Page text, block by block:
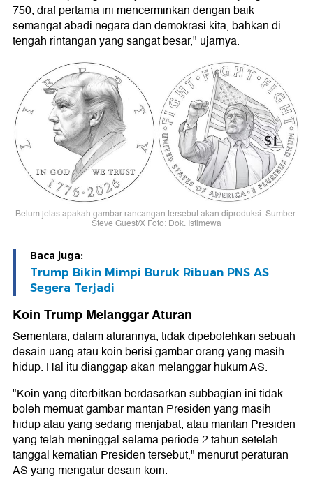
750, draf pertama ini mencerminkan dengan baik
semangat abadi negara dan demokrasi kita, bahkan di
tengah rintangan yang sangat besar," ujarnya.
Belum jelas apakah gambar rancangan tersebut akan diproduksi. Sumber:
Steve Guest/X Foto: Dok. Istimewa
Baca juga:
Trump Bikin Mimpi Buruk Ribuan PNS AS
Segera Terjadi
Koin Trump Melanggar Aturan
Sementara, dalam aturannya, tidak dipebolehkan sebuah
desain uang atau koin berisi gambar orang yang masih
hidup. Hal itu dianggap akan melanggar hukum AS.
"Koin yang diterbitkan berdasarkan subbagian ini tidak
boleh memuat gambar mantan Presiden yang masih
hidup atau yang sedang menjabat, atau mantan Presiden
yang telah meninggal selama periode 2 tahun setelah
tanggal kematian Presiden tersebut," menurut peraturan
AS yang mengatur desain koin.